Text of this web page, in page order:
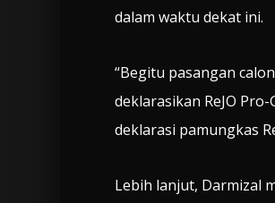
dalam waktu dekat ini.
“Begitu pasangan
deklarasikan ReJO
deklarasi pamungkas
Lebih lanjut, Darmizal